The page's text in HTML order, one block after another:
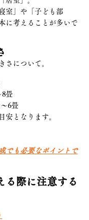
室」や「子ども部
に考えることが多いで
さについて。
8畳
6畳
安となります。
でも必要なポイントで
る際に注意する